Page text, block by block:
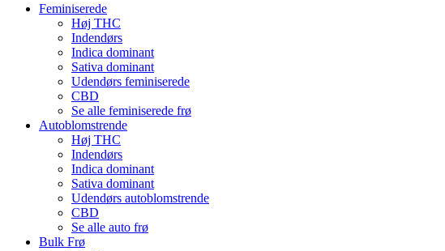
Feminiserede
Høj THC
Indendørs
Indica dominant
Sativa dominant
Udendørs feminiserede
CBD
Se alle feminiserede frø
Autoblomstrende
Høj THC
Indendørs
Indica dominant
Sativa dominant
Udendørs autoblomstrende
CBD
Se alle auto frø
Bulk Frø